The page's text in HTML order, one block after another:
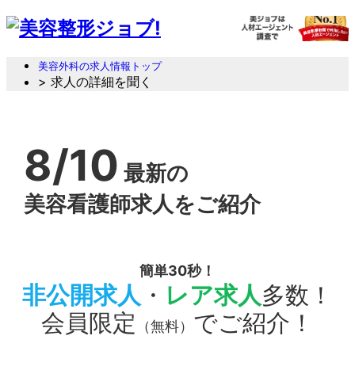
美容外科の求人情報トップ
> 求人の詳細を聞く
8/10 最新の
美容看護師求人をご紹介
簡単30秒！
非公開求人 ・ レア求人多数！
会員限定
（無料） でご紹介！